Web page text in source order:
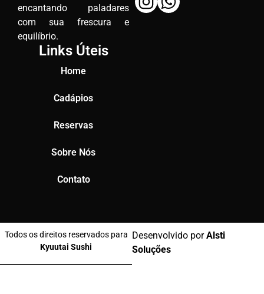
encantando paladares
com sua frescura e
equilíbrio.
Links Úteis
Home
Cadápios
Reservas
Sobre Nós
Contato
Todos os direitos reservados para
Kyuutai Sushi
Desenvolvido porAlsti
Soluções